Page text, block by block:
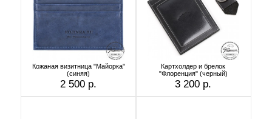
Кожаная визитница "Майорка"
(синяя)
2 500 р.
Картхолдер и брелок
"Флоренция" (черный)
3 200 р.